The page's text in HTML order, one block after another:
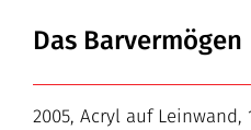
Das Barvermögen
2005, Acryl auf Leinwand,